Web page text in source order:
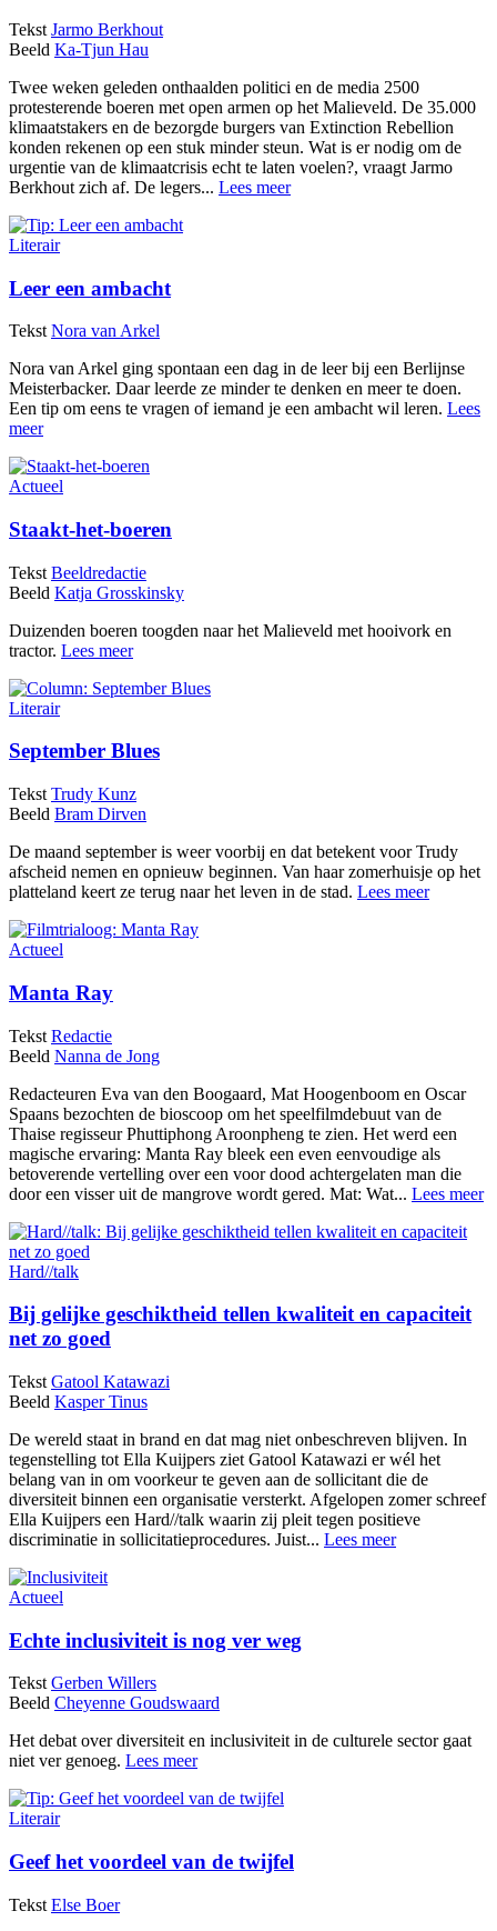
Tekst Jarmo Berkhout
Beeld Ka-Tjun Hau
Twee weken geleden onthaalden politici en de media 2500
protesterende boeren met open armen op het Malieveld. De 35.000
klimaatstakers en de bezorgde burgers van Extinction Rebellion
konden rekenen op een stuk minder steun. Wat is er nodig om de
urgentie van de klimaatcrisis echt te laten voelen?, vraagt Jarmo
Berkhout zich af. De legers... Lees meer
Literair
Leer een ambacht
Tekst Nora van Arkel
Nora van Arkel ging spontaan een dag in de leer bij een Berlijnse
Meisterbacker. Daar leerde ze minder te denken en meer te doen.
Een tip om eens te vragen of iemand je een ambacht wil leren. Lees
meer
Actueel
Staakt-het-boeren
Tekst Beeldredactie
Beeld Katja Grosskinsky
Duizenden boeren toogden naar het Malieveld met hooivork en
tractor. Lees meer
Literair
September Blues
Tekst Trudy Kunz
Beeld Bram Dirven
De maand september is weer voorbij en dat betekent voor Trudy
afscheid nemen en opnieuw beginnen. Van haar zomerhuisje op het
platteland keert ze terug naar het leven in de stad. Lees meer
Actueel
Manta Ray
Tekst Redactie
Beeld Nanna de Jong
Redacteuren Eva van den Boogaard, Mat Hoogenboom en Oscar
Spaans bezochten de bioscoop om het speelfilmdebuut van de
Thaise regisseur Phuttiphong Aroonpheng te zien. Het werd een
magische ervaring: Manta Ray bleek een even eenvoudige als
betoverende vertelling over een voor dood achtergelaten man die
door een visser uit de mangrove wordt gered. Mat: Wat... Lees meer
Hard//talk
Bij gelijke geschiktheid tellen kwaliteit en capaciteit
net zo goed
Tekst Gatool Katawazi
Beeld Kasper Tinus
De wereld staat in brand en dat mag niet onbeschreven blijven. In
tegenstelling tot Ella Kuijpers ziet Gatool Katawazi er wél het
belang van in om voorkeur te geven aan de sollicitant die de
diversiteit binnen een organisatie versterkt. Afgelopen zomer schreef
Ella Kuijpers een Hard//talk waarin zij pleit tegen positieve
discriminatie in sollicitatieprocedures. Juist... Lees meer
Actueel
Echte inclusiviteit is nog ver weg
Tekst Gerben Willers
Beeld Cheyenne Goudswaard
Het debat over diversiteit en inclusiviteit in de culturele sector gaat
niet ver genoeg. Lees meer
Literair
Geef het voordeel van de twijfel
Tekst Else Boer